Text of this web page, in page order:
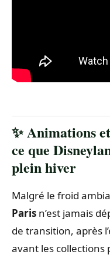
✨ Animations
ce que
plein hiver
Malgré le froid
Paris n’est jamais
de transition, après
avant les